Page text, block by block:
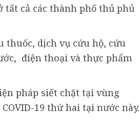
cả các thành phố thủ phủ
thuốc, dịch vụ cứu hộ, cứu
điện thoại và thực phẩm
pháp siết chặt tại vùng
19 thứ hai tại nước này.